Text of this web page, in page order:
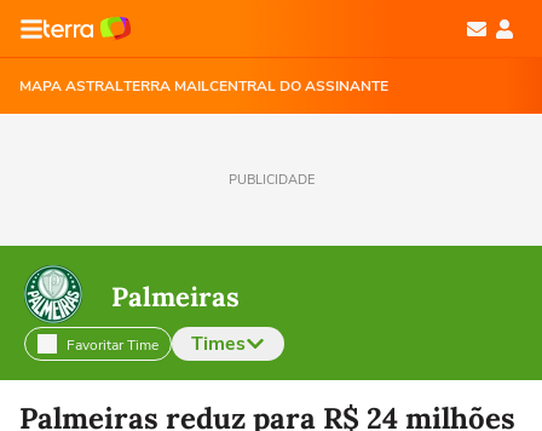
MAPA ASTRALTERRA MAILCENTRAL DO ASSINANTE
PUBLICIDADE
Palmeiras
Favoritar Time Times
Selecione o time para ver as notícias
Palmeiras reduz para R$ 24 milhões